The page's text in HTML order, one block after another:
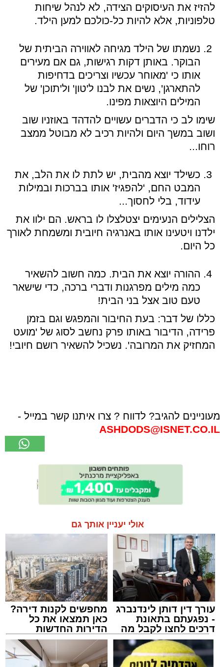
להזיז את העיסוקים הצידה, לא לנהל שיחות
טלפוניות, אלא להיות כל-כולכם למען הילד.
נשמתו של הילד מגיחה לאווירה הביתית של
הבוקר. באותן דקות רגישות, גם אם מעירים
אותו כי 'מאוחר עכשיו וצריכים בדחיפות
להתארגן', נשים את לבנו ל'טון' ול'תוכן' של
המילים היוצאות מפינו.
שימו לב כי הדברים עשויים להדהד באוזניו שוב
ושוב במשך היום ולהיות רכיב לא מבוטל ממצב
רוחו...
כשילד יוצא מהבית, יש לתת לו את הלב, את
המבט החם, 'להפגיז' אותו בברכות ובמילות
עידוד, בלי לחסוך...
הצלילים הנעימים יצטלצלו לו בראש. הם ילוו את
ילדנו ויטעינו אותו באנרגיה חיובית ומשמחת לאורך
כל היום.
ההורה יוצא את הבית. כמה חשוב להשאיר
כמה מילים מפרגנות ודברי ברכה, כדי שישאר
טעם טוב אצל בני הבית!
כללו של דבר: בעת החיבור והמפגש וגם בזמן
פרידה, הדיבור באותו פרק נחשב לסוג של 'מועט
המחזיק את המרובה'. נשכיל להשאיר רושם חיובי!
מעוניינים להגיב? לדווח ? צרו איתנו קשר במייל -
ASHDODS@ISNET.CO.IL
אולי יעניין אותך גם
עורך דין דותן לינדנברג
- נפגעתם בתאונת
דרכים לחצו לקבל מה
שמגיע לכם
מחפשים לקנות דירה?
כאן תמצאו את כל
הדירות החדשות
למכירה באשדוד >>>